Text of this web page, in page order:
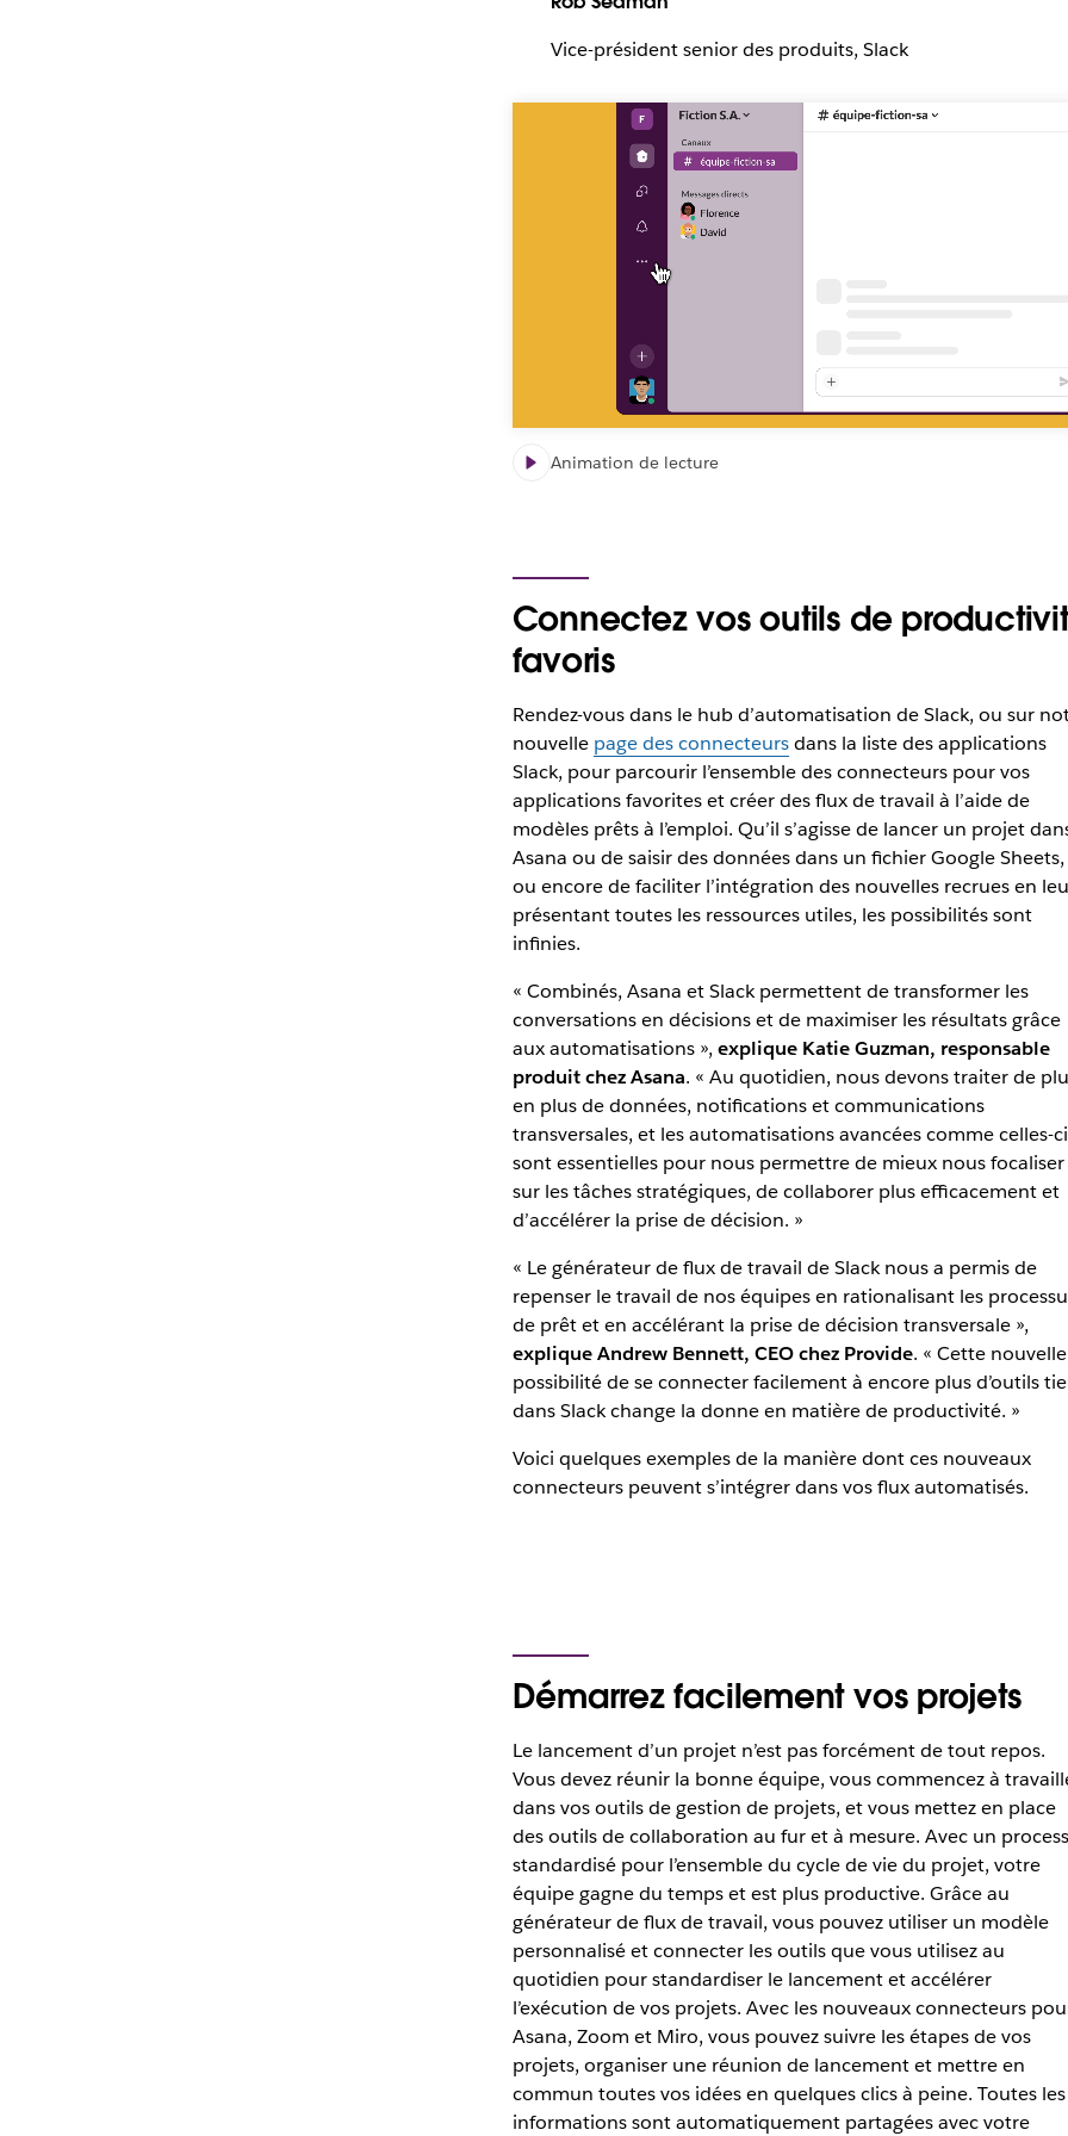
Vice-président senior des produits, Slack
Animation de lecture
Connectez vos outils de
favoris
Rendez-vous dans le hub d’automatisation de Slack, ou sur
nouvelle page des connecteursdans la liste des applications
Slack, pour parcourir l’ensemble des connecteurs pour vos
applications favorites et créer des flux de travail à l’aide de
modèles prêts à l’emploi. Qu’il s’agisse de lancer un projet
Asana ou de saisir des données dans un fichier Google Sheets,
ou encore de faciliter l’intégration des nouvelles recrues en
présentant toutes les ressources utiles, les possibilités sont
infinies.
« Combinés, Asana et Slack permettent de transformer les
conversations en décisions et de maximiser les résultats grâce
aux automatisations », explique Katie Guzman, responsable
produit chez Asana. « Au quotidien, nous devons traiter de
en plus de données, notifications et communications
transversales, et les automatisations avancées comme celles-ci
sont essentielles pour nous permettre de mieux nous focaliser
sur les tâches stratégiques, de collaborer plus efficacement et
d’accélérer la prise de décision. »
« Le générateur de flux de travail de Slack nous a permis de
repenser le travail de nos équipes en rationalisant les
de prêt et en accélérant la prise de décision transversale »,
explique Andrew Bennett, CEO chez Provide. « Cette nouvelle
possibilité de se connecter facilement à encore plus d’outils
dans Slack change la donne en matière de productivité. »
Voici quelques exemples de la manière dont ces nouveaux
connecteurs peuvent s’intégrer dans vos flux automatisés.
Démarrez facilement vos projets
Le lancement d’un projet n’est pas forcément de tout repos.
Vous devez réunir la bonne équipe, vous commencez à
dans vos outils de gestion de projets, et vous mettez en place
des outils de collaboration au fur et à mesure. Avec un
standardisé pour l’ensemble du cycle de vie du projet, votre
équipe gagne du temps et est plus productive. Grâce au
générateur de flux de travail, vous pouvez utiliser un modèle
personnalisé et connecter les outils que vous utilisez au
quotidien pour standardiser le lancement et accélérer
l’exécution de vos projets. Avec les nouveaux connecteurs
Asana, Zoom et Miro, vous pouvez suivre les étapes de vos
projets, organiser une réunion de lancement et mettre en
commun toutes vos idées en quelques clics à peine. Toutes les
informations sont automatiquement partagées avec votre